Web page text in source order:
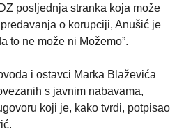
posljednja stranka koja može
o korupciji, Anušić je
to ne može ni Možemo”.
i ostavci Marka Blaževića
s javnim nabavama,
koji je, kako tvrdi, potpisao